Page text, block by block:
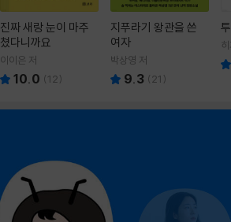
진짜 새랑 눈이 마주
쳤다니까요
이이은 저
10.0 (12)
지푸라기 왕관을 쓴
여자
박상영 저
9.3 ( 21 )